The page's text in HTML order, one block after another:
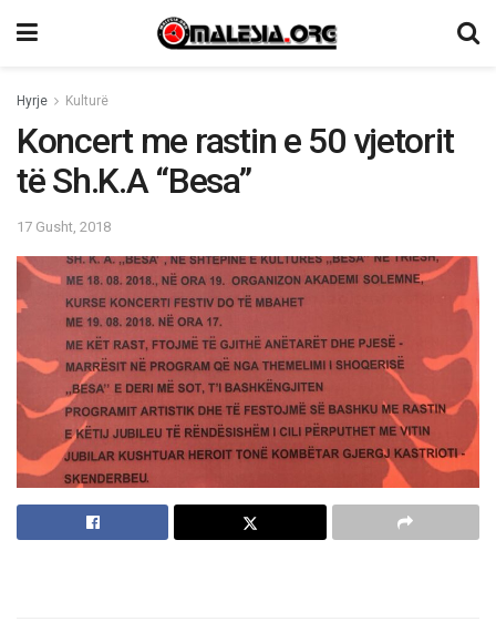
Hyrje Kulturë
Koncert me rastin e 50 vjetorit
të Sh.K.A “Besa”
17 Gusht, 2018